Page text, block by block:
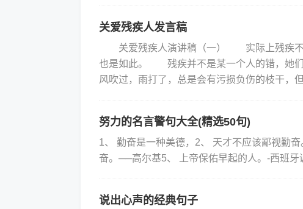
关爱残疾人发言稿
关爱残疾人演讲稿（一） 实际上残疾不
也是如此。 残疾并不是某一个人的错，她们
风吹过，雨打了，总是会有污损负伤的枝干
努力的名言警句大全(精选50句)
1、 勤奋是一种美德，2、 天才不应该鄙视勤
奋。──高尔基5、 上帝保佑早起的人。-西班
说出心声的经典句子